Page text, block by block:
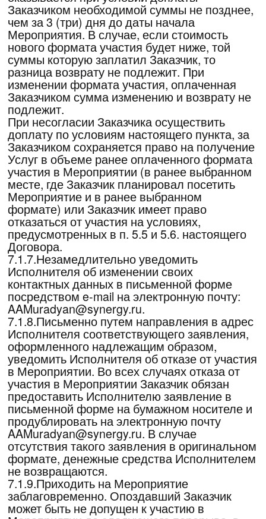
9.Результаты интеллектуальной
деятельности
10.Разрешение споров
9.1.Все информационные материалы,
предоставляемые Исполнителем Заказчику
в процессе проведения Мероприятия, а
также результаты фото- и видеосъемки,
полученные Исполнителем во время
проведения Мероприятия, являются
результатом интеллектуальной
деятельности, исключительное авторское
право, в том числе смежные с авторским
права принадлежит Исполнителю.
9.2.Осуществлять фотосъемку, аудио и/или
видеозапись Мероприятия возможно только
с разрешения Исполнителя. Использование
результатов интеллектуальной
деятельности без письменного согласия
Исполнителя является нарушением
исключительного права Исполнителя, что
влечет за собой гражданскую,
административную и иную ответственность
в соответствии с действующим
законодательством Российской Федерации.
9.3.Также Заказчик не имеет права
копировать аудио и видеоматериалы
Мероприятий Исполнителя, транслируемых
онлайн, полностью или частично, вести
запись трансляций Мероприятий, а также
фиксировать содержание таких
Мероприятий полностью или частично
каким-либо способом и/или на какой-либо
материальный носитель, а также
использовать содержание указанных
Мероприятий без письменного согласия
Исполнителя, что будет считаться
нарушением исключительного права
Исполнителя и влечет за собой
гражданскую, административную и иную
ответственность в соответствии с
действующим законодательством
Российской Федерации.